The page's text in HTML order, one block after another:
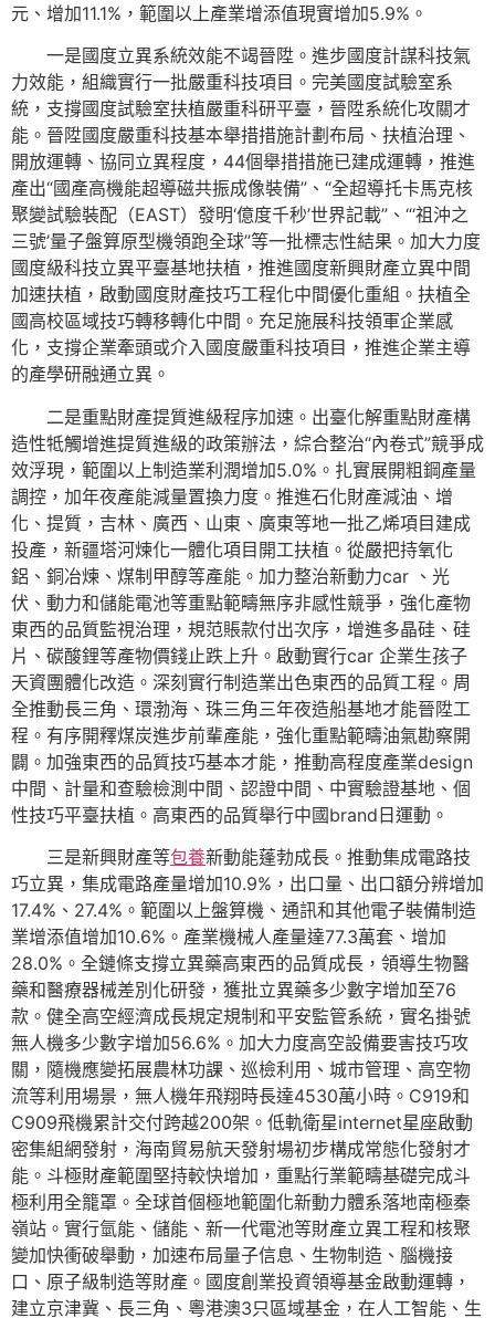
元、增加11.1%，範圍以上產業增添值現實增加5.9%。
一是國度立異系統效能不竭晉陞。進步國度計謀科技氣
力效能，組織實行一批嚴重科技項目。完美國度試驗室系
統，支撐國度試驗室扶植嚴重科研平臺，晉陞系統化攻關才
能。晉陞國度嚴重科技基本舉措措施計劃布局、扶植治理、
開放運轉、協同立異程度，44個舉措措施已建成運轉，推進
產出“國產高機能超導磁共振成像裝備”、“全超導托卡馬克核
聚變試驗裝配（EAST）發明‘億度千秒’世界記載”、“‘祖沖之
三號’量子盤算原型機領跑全球”等一批標志性結果。加大力度
國度級科技立異平臺基地扶植，推進國度新興財產立異中間
加速扶植，啟動國度財產技巧工程化中間優化重組。扶植全
國高校區域技巧轉移轉化中間。充足施展科技領軍企業感
化，支撐企業牽頭或介入國度嚴重科技項目，推進企業主導
的產學研融通立異。
二是重點財產提質進級程序加速。出臺化解重點財產構
造性牴觸增進提質進級的政策辦法，綜合整治“內卷式”競爭成
效浮現，範圍以上制造業利潤增加5.0%。扎實展開粗鋼產量
調控，加年夜產能減量置換力度。推進石化財產減油、增
化、提質，吉林、廣西、山東、廣東等地一批乙烯項目建成
投產，新疆塔河煉化一體化項目開工扶植。從嚴把持氧化
鋁、銅冶煉、煤制甲醇等產能。加力整治新動力car 、光
伏、動力和儲能電池等重點範疇無序非感性競爭，強化產物
東西的品質監視治理，規范賬款付出次序，增進多晶硅、硅
片、碳酸鋰等產物價錢止跌上升。啟動實行car 企業生孩子
天資團體化改造。深刻實行制造業出色東西的品質工程。周
全推動長三角、環渤海、珠三角三年夜造船基地才能晉陞工
程。有序開釋煤炭進步前輩產能，強化重點範疇油氣勘察開
闢。加強東西的品質技巧基本才能，推動高程度產業design
中間、計量和查驗檢測中間、認證中間、中實驗證基地、個
性技巧平臺扶植。高東西的品質舉行中國brand日運動。
三是新興財產等包養新動能蓬勃成長。推動集成電路技
巧立異，集成電路產量增加10.9%，出口量、出口額分辨增加
17.4%、27.4%。範圍以上盤算機、通訊和其他電子裝備制造
業增添值增加10.6%。產業機械人產量達77.3萬套、增加
28.0%。全鏈條支撐立異藥高東西的品質成長，領導生物醫
藥和醫療器械差別化研發，獲批立異藥多少數字增加至76
款。健全高空經濟成長規定規制和平安監管系統，實名掛號
無人機多少數字增加56.6%。加大力度高空設備要害技巧攻
關，隨機應變拓展農林功課、巡檢利用、城市管理、高空物
流等利用場景，無人機年飛翔時長達4530萬小時。C919和
C909飛機累計交付跨越200架。低軌衛星internet星座啟動
密集組網發射，海南貿易航天發射場初步構成常態化發射才
能。斗極財產範圍堅持較快增加，重點行業範疇基礎完成斗
極利用全籠罩。全球首個極地範圍化新動力體系落地南極秦
嶺站。實行氫能、儲能、新一代電池等財產立異工程和核聚
變加快衝破舉動，加速布局量子信息、生物制造、腦機接
口、原子級制造等財產。國度創業投資領導基金啟動運轉，
建立京津冀、長三角、粵港澳3只區域基金，在人工智能、生